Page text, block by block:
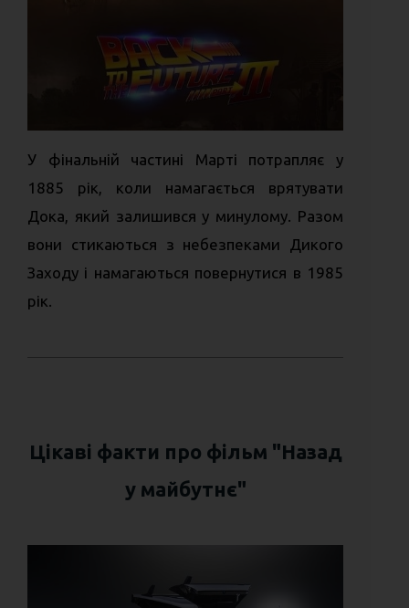
У фінальній частині Марті потрапляє у
1885 рік, коли намагається врятувати
Дока, який залишився у минулому. Разом
вони стикаються з небезпеками Дикого
Заходу і намагаються повернутися в 1985
рік.
Цікаві факти про фільм "Назад
у майбутнє"